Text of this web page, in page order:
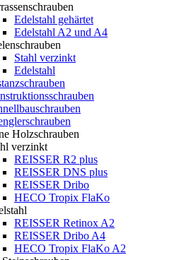
Edelstahl gehärtet
Edelstahl A2 und A4
Stahl verzinkt
Edelstahl
Holzschrauben
verzinkt
REISSER R2 plus
REISSER DNS plus
REISSER Dribo
HECO Tropix FlaKo
REISSER Retinox A2
REISSER Dribo A4
HECO Tropix FlaKo A2